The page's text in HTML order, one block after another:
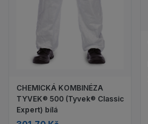
CHEMICKÁ KOMBINÉZA
TYVEK® 500 (Tyvek® Classic
Expert) bílá